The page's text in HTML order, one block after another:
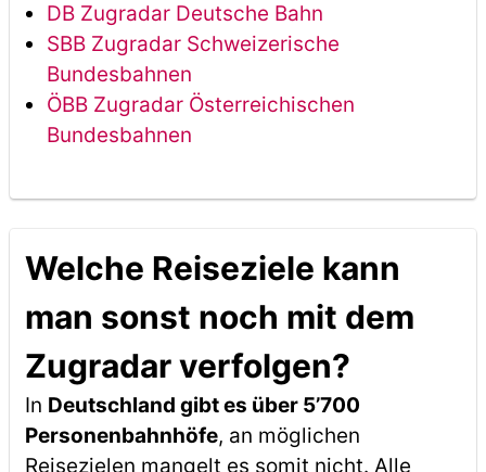
DB Zugradar Deutsche Bahn
SBB Zugradar Schweizerische
Bundesbahnen
ÖBB Zugradar Österreichischen
Bundesbahnen
Welche Reiseziele kann
man sonst noch mit dem
Zugradar verfolgen?
In Deutschland gibt es über 5’700
Personenbahnhöfe, an möglichen
Reisezielen mangelt es somit nicht. Alle